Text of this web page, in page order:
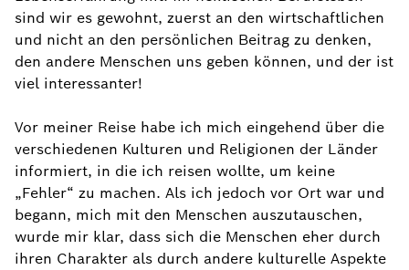
sind wir es gewohnt, zuerst an den wirtschaftlichen
und nicht an den persönlichen Beitrag zu denken,
den andere Menschen uns geben können, und der ist
viel interessanter!
Vor meiner Reise habe ich mich eingehend über die
verschiedenen Kulturen und Religionen der Länder
informiert, in die ich reisen wollte, um keine
„Fehler“ zu machen. Als ich jedoch vor Ort war und
begann, mich mit den Menschen auszutauschen,
wurde mir klar, dass sich die Menschen eher durch
ihren Charakter als durch andere kulturelle Aspekte